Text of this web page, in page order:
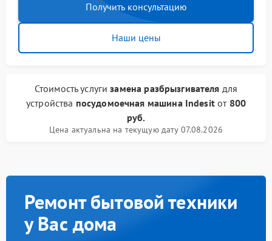
Получить консультацию
Наши цены
Стоимость услугизамена разбрызгивателя для
устройства посудомоечная машина Indesitот 800
руб.
Цена актуальна на текущую дату 07.08.2026
Ремонт бытовой техники
у Вас дома